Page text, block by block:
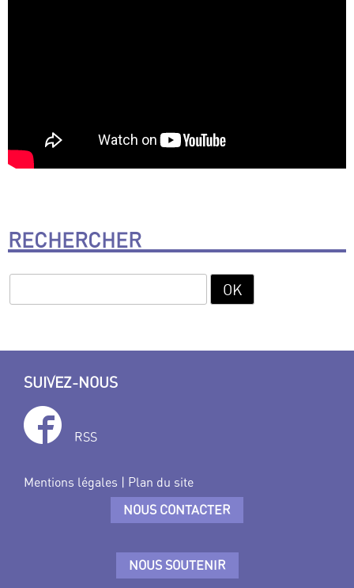
RECHERCHER
SUIVEZ-NOUS
RSS
Mentions légales | Plan du site
NOUS CONTACTER
NOUS SOUTENIR